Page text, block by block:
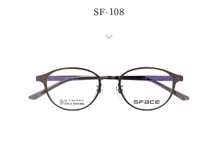
SF-108